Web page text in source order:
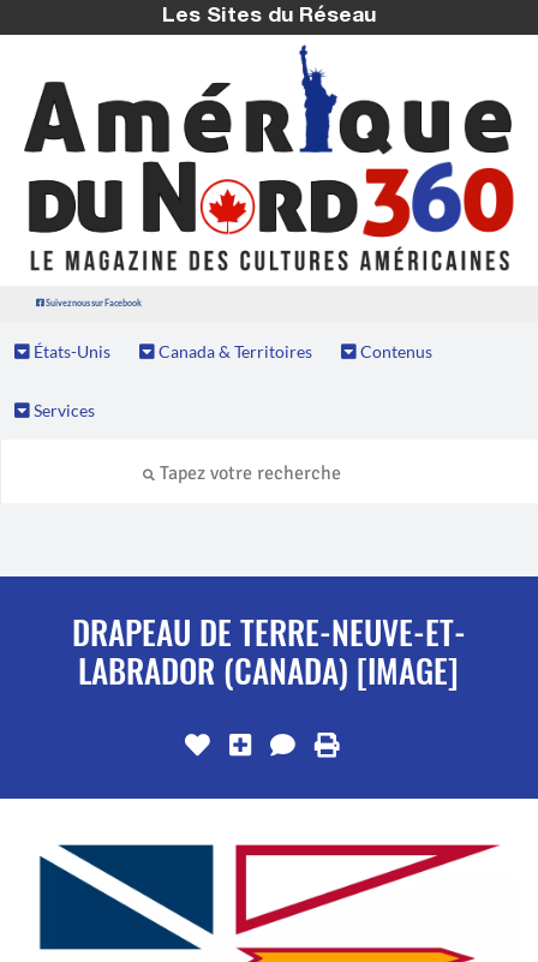
Les Sites du Réseau
Suivez nous sur Facebook
États-Unis Canada & Territoires Contenus
Services
DRAPEAU DE TERRE-NEUVE-ET-
LABRADOR (CANADA) [IMAGE]